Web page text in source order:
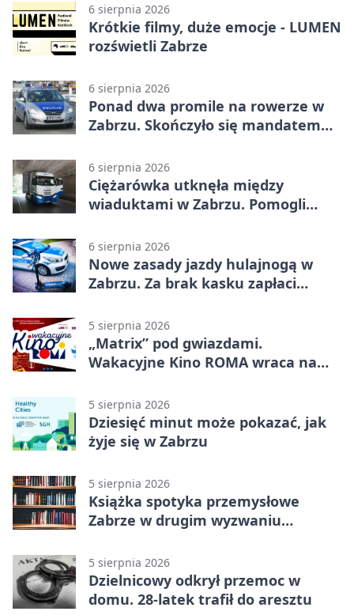
6 sierpnia 2026
Krótkie filmy, duże emocje - LUMEN
rozświetli Zabrze
6 sierpnia 2026
Ponad dwa promile na rowerze w
Zabrzu. Skończyło się mandatem
6 sierpnia 2026
Ciężarówka utknęła między
wiaduktami w Zabrzu. Pomogli
6 sierpnia 2026
Nowe zasady jazdy hulajnogą w
Zabrzu. Za brak kasku zapłaci
5 sierpnia 2026
„Matrix” pod gwiazdami.
Wakacyjne Kino ROMA wraca na
5 sierpnia 2026
Dziesięć minut może pokazać, jak
żyje się w Zabrzu
5 sierpnia 2026
Książka spotyka przemysłowe
Zabrze w drugim wyzwaniu
5 sierpnia 2026
Dzielnicowy odkrył przemoc w
domu. 28-latek trafił do aresztu